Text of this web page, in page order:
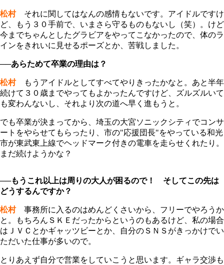
松村それに関してはなんの感情もないです。アイドルですけ
ど、もう３０手前で、いまさら守るものもないし（笑）。けど
今までちゃんとしたグラビアをやってこなかったので、体のラ
インをきれいに見せるポーズとか、苦戦しました。
──あらためて卒業の理由は？
松村もうアイドルとしてすべてやりきったかなと。あと半年
続けて３０歳までやってもよかったんですけど、ズルズルいて
も変わんないし、それより次の道へ早く進もうと。
でも卒業が決まってから、埼玉の大宮ソニックシティでコンサ
ートをやらせてもらったり、市の"応援団長"をやっている和光
市が東武東上線でヘッドマーク付きの電車を走らせくれたり。
まだ続けようかな？
──もうこれ以上は周りの大人が困るので！ そしてこの先は
どうするんですか？
松村事務所に入るのはめんどくさいから、フリーでやろうか
と。もちろんＳＫＥだったからというのもあるけど、私の場合
はＪＶＣとかギャッツビーとか、自分のＳＮＳがきっかけでい
ただいた仕事が多いので。
とりあえず自分で営業をしていこうと思います。ギャラ交渉も